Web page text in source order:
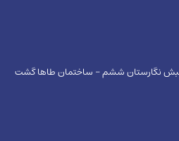
نبش نگارستان ششم – ساختمان طاها گشت